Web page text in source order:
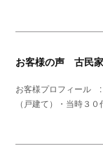
お客様の声 古民
お客様プロフィール
（戸建て）・当時３